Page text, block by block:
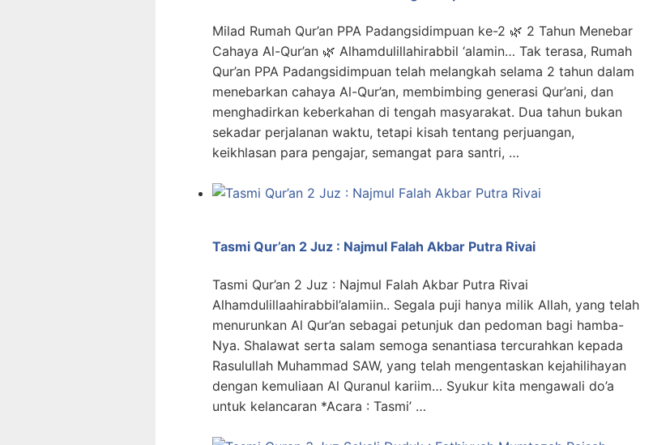
Milad Rumah Qur’an PPA Padangsidimpuan ke-2 🌿 2 Tahun Menebar
Cahaya Al-Qur’an 🌿 Alhamdulillahirabbil ‘alamin… Tak terasa, Rumah
Qur’an PPA Padangsidimpuan telah melangkah selama 2 tahun dalam
menebarkan cahaya Al-Qur’an, membimbing generasi Qur’ani, dan
menghadirkan keberkahan di tengah masyarakat. Dua tahun bukan
sekadar perjalanan waktu, tetapi kisah tentang perjuangan,
keikhlasan para pengajar, semangat para santri, …
Tasmi Qur’an 2 Juz : Najmul Falah Akbar Putra Rivai
Tasmi Qur’an 2 Juz : Najmul Falah Akbar Putra Rivai
Alhamdulillaahirabbil’alamiin.. Segala puji hanya milik Allah, yang telah
menurunkan Al Qur’an sebagai petunjuk dan pedoman bagi hamba-
Nya. Shalawat serta salam semoga senantiasa tercurahkan kepada
Rasulullah Muhammad SAW, yang telah mengentaskan kejahilihayan
dengan kemuliaan Al Quranul kariim… Syukur kita mengawali do’a
untuk kelancaran *Acara : Tasmi’ …